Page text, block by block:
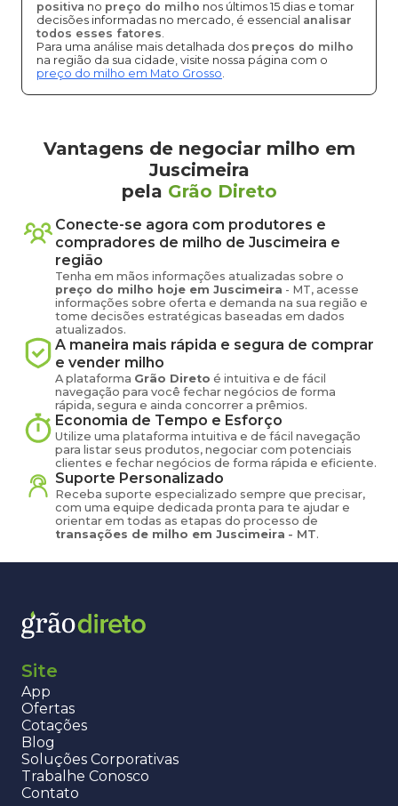
positiva no preço do milho nos últimos 15 dias e tomar
decisões informadas no mercado, é essencial analisar
todos esses fatores.
Para uma análise mais detalhada dos preços do milho
na região da sua cidade, visite nossa página com o
preço do milho em Mato Grosso.
Vantagens de negociar milho em
Juscimeira
pela Grão Direto
Conecte-se agora com produtores e
compradores de milho de Juscimeira e
região
Tenha em mãos informações atualizadas sobre o
preço do milho hoje em Juscimeira - MT, acesse
informações sobre oferta e demanda na sua região e
tome decisões estratégicas baseadas em dados
atualizados.
A maneira mais rápida e segura de comprar
e vender milho
A plataforma Grão Direto é intuitiva e de fácil
navegação para você fechar negócios de forma
rápida, segura e ainda concorrer a prêmios.
Economia de Tempo e Esforço
Utilize uma plataforma intuitiva e de fácil navegação
para listar seus produtos, negociar com potenciais
clientes e fechar negócios de forma rápida e eficiente.
Suporte Personalizado
Receba suporte especializado sempre que precisar,
com uma equipe dedicada pronta para te ajudar e
orientar em todas as etapas do processo de
transações de milho em Juscimeira - MT.
Site
App
Ofertas
Cotações
Blog
Soluções Corporativas
Trabalhe Conosco
Contato